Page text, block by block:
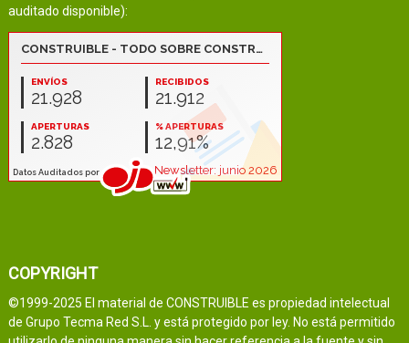
auditado disponible):
COPYRIGHT
©1999-2025 El material de CONSTRUIBLE es propiedad intelectual
de Grupo Tecma Red S.L. y está protegido por ley. No está permitido